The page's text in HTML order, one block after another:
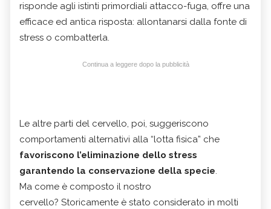
risponde agli istinti primordiali attacco-fuga, offre una
efficace ed antica risposta: allontanarsi dalla fonte di
stress o combatterla.
Continua a leggere dopo la pubblicità
Le altre parti del cervello, poi, suggeriscono
comportamenti alternativi alla “lotta fisica” che
favoriscono l’eliminazione dello stress
garantendo la conservazione della specie.
Ma come è composto il nostro
cervello? Storicamente è stato considerato in molti